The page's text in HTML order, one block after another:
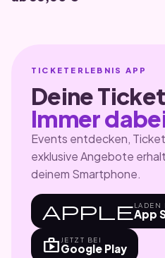
TICKETERLEBNIS APP
Deine
Immer
Events entdecken,
exklusive Angebote
deinem Smartphone.
appleLADEN
App
shop JETZT BEI
Google Play